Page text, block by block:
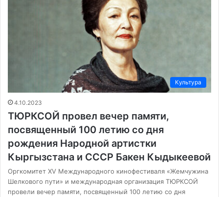
Культура
4.10.2023
ТЮРКСОЙ провел вечер памяти,
посвященный 100 летию со дня
рождения Народной артистки
Кыргызстана и СССР Бакен Кыдыкеевой
Оргкомитет ХV Международного кинофестиваля «Жемчужина
Шелкового пути» и международная организация ТЮРКСОЙ
провели вечер памяти, посвященный 100 летию со дня